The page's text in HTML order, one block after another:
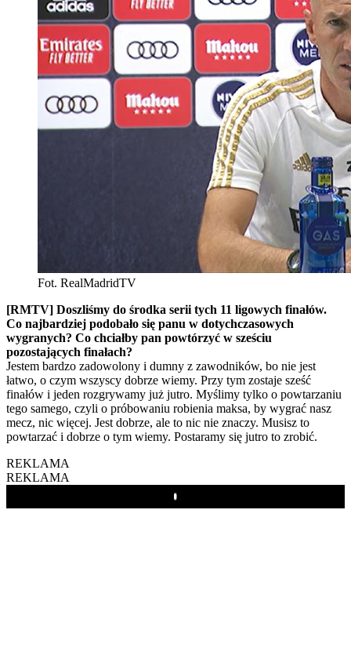
Fot. RealMadridTV
[RMTV] Doszliśmy do środka serii tych 11 ligowych finałów.
Co najbardziej podobało się panu w dotychczasowych
wygranych? Co chciałby pan powtórzyć w sześciu
pozostających finałach?
Jestem bardzo zadowolony i dumny z zawodników, bo nie jest
łatwo, o czym wszyscy dobrze wiemy. Przy tym zostaje sześć
finałów i jeden rozgrywamy już jutro. Myślimy tylko o powtarzaniu
tego samego, czyli o próbowaniu robienia maksa, by wygrać nasz
mecz, nic więcej. Jest dobrze, ale to nic nie znaczy. Musisz to
powtarzać i dobrze o tym wiemy. Postaramy się jutro to zrobić.
REKLAMA
REKLAMA
Play